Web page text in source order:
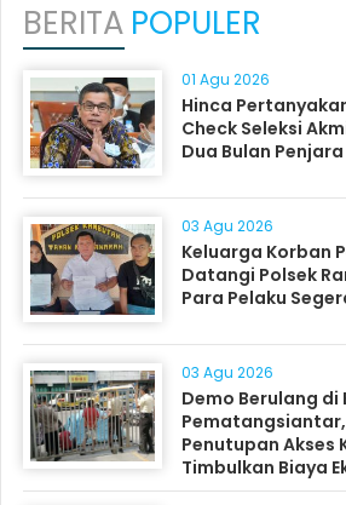
BERITA POPULER
01 Agu 2026
Hinca
Check Seleksi
Dua Bulan Penjara
03 Agu 2026
Keluarga Korban
Datangi Polsek
Para Pelaku
03 Agu 2026
Demo Berulang di
Penutupan Akses
Timbulkan Biaya
Masyarakat